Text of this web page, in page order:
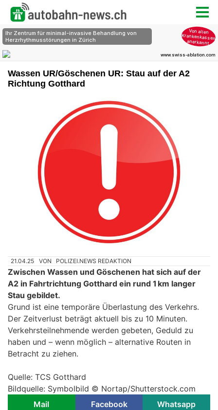
Wassen UR/Göschenen UR: Stau auf der A2
Richtung Gotthard
21.04.25 VON POLIZEI.NEWS REDAKTION
Zwischen Wassen und Göschenen hat sich auf der
A2 in Fahrtrichtung Gotthard ein rund 1 km langer
Stau gebildet.
Grund ist eine temporäre Überlastung des Verkehrs.
Der Zeitverlust beträgt aktuell bis zu 10 Minuten.
Verkehrsteilnehmende werden gebeten, Geduld zu
haben und – wenn möglich – alternative Routen in
Betracht zu ziehen.
Quelle: TCS Gotthard
Bildquelle: Symbolbild © Nortap/Shutterstock.com
Mail
Facebook Whatsapp